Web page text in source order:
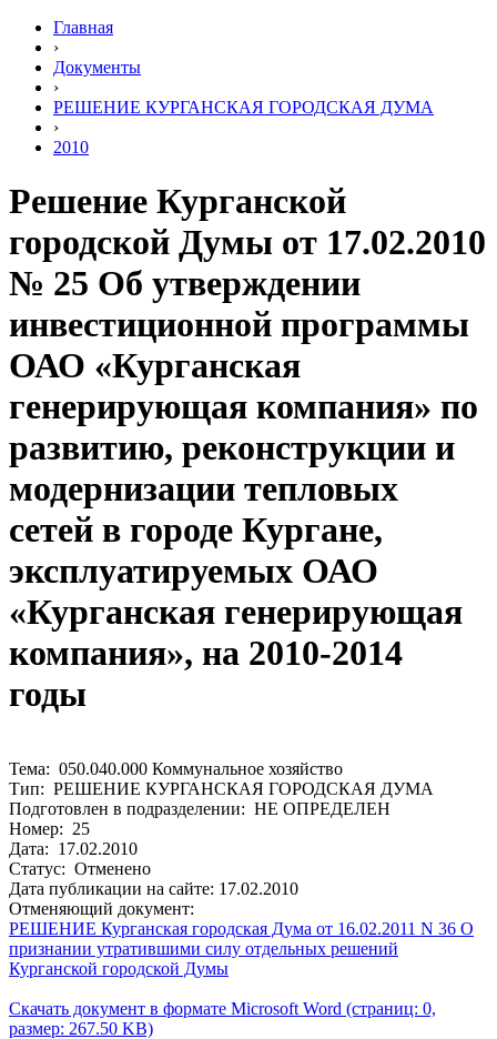
Главная
›
Документы
›
РЕШЕНИЕ КУРГАНСКАЯ ГОРОДСКАЯ ДУМА
›
2010
Решение Курганской
городской Думы от 17.02.2010
№ 25 Об утверждении
инвестиционной программы
ОАО «Курганская
генерирующая компания» по
развитию, реконструкции и
модернизации тепловых
сетей в городе Кургане,
эксплуатируемых ОАО
«Курганская генерирующая
компания», на 2010-2014
годы
Тема: 050.040.000 Коммунальное хозяйство
Тип: РЕШЕНИЕ КУРГАНСКАЯ ГОРОДСКАЯ ДУМА
Подготовлен в подразделении: НЕ ОПРЕДЕЛЕН
Номер: 25
Дата: 17.02.2010
Статус: Отменено
Дата публикации на сайте: 17.02.2010
Отменяющий документ:
РЕШЕНИЕ Курганская городская Дума от 16.02.2011 N 36 О
признании утратившими силу отдельных решений
Курганской городской Думы
Скачать документ в формате Microsoft Word (страниц: 0,
размер: 267.50 KB)